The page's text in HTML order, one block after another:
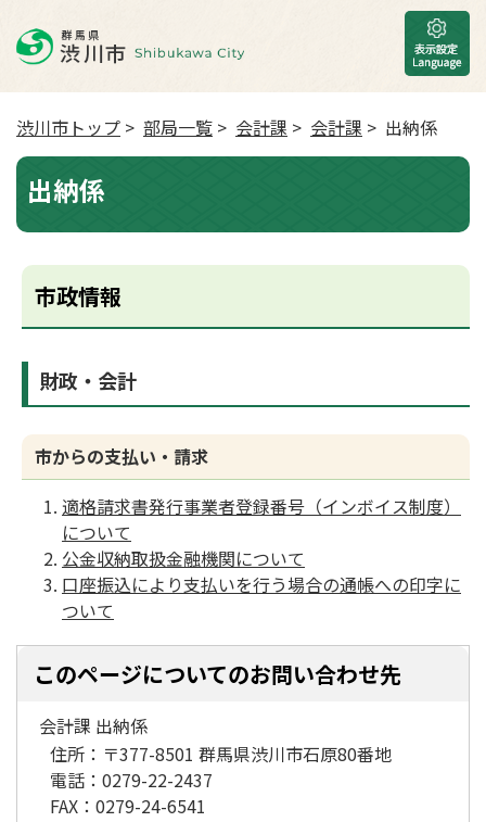
渋川市トップ > 部局一覧 > 会計課 > 会計課 > 出納係
出納係
市政情報
財政・会計
市からの支払い・請求
適格請求書発行事業者登録番号（インボイス制度）
について
公金収納取扱金融機関について
口座振込により支払いを行う場合の通帳への印字に
ついて
このページについてのお問い合わせ先
会計課 出納係
住所： 〒377-8501 群馬県渋川市石原80番地
電話： 0279-22-2437
FAX： 0279-24-6541